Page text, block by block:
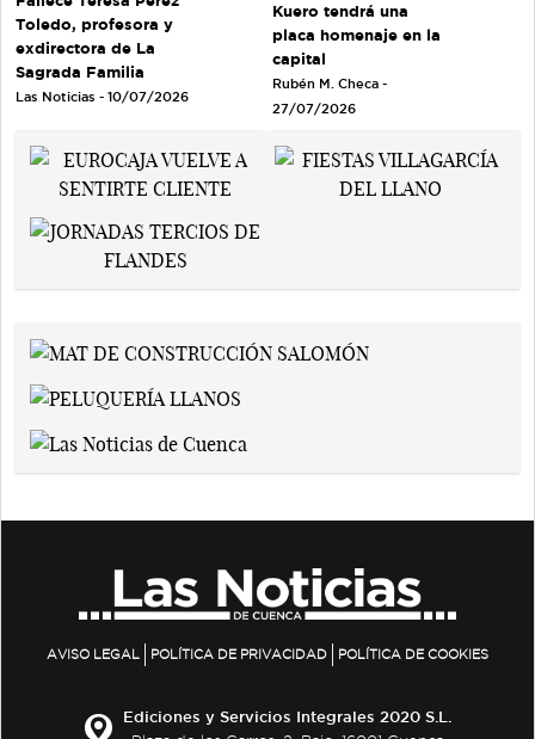
Toledo, profesora y
exdirectora de La
Sagrada Familia
Las Noticias - 10/07/2026
Kuero tendrá una
placa homenaje en la
capital
Rubén M. Checa -
27/07/2026
AVISO LEGAL POLÍTICA DE PRIVACIDAD POLÍTICA DE COOKIES
Ediciones y Servicios Integrales 2020 S.L.